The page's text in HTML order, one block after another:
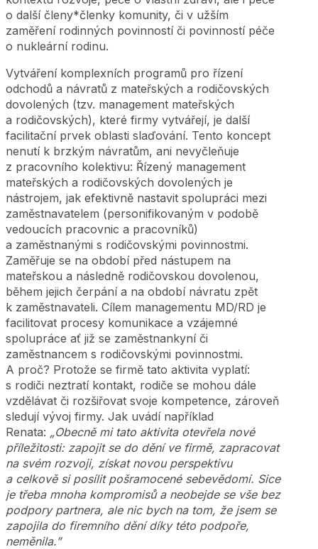
o další členy*členky komunity, či v užším
zaměření rodinných povinností či povinností péče
o nukleární rodinu.
Vytváření komplexních programů pro řízení
odchodů a návratů z mateřských a rodičovských
dovolených (tzv. management mateřských
a rodičovských), které firmy vytvářejí, je další
facilitační prvek oblasti slaďování. Tento koncept
nenutí k brzkým návratům, ani nevyčleňuje
z pracovního kolektivu: Řízený management
mateřských a rodičovských dovolených je
nástrojem, jak efektivně nastavit spolupráci mezi
zaměstnavatelem (personifikovaným v podobě
vedoucích pracovnic a pracovníků)
a zaměstnanými s rodičovskými povinnostmi.
Zaměřuje se na období před nástupem na
mateřskou a následně rodičovskou dovolenou,
během jejich čerpání a na období návratu zpět
k zaměstnavateli. Cílem managementu MD/RD je
facilitovat procesy komunikace a vzájemné
spolupráce ať již se zaměstnankyní či
zaměstnancem s rodičovskými povinnostmi.
A proč? Protože se firmě tato aktivita vyplatí:
s rodiči neztratí kontakt, rodiče se mohou dále
vzdělávat či rozšiřovat svoje kompetence, zároveň
sledují vývoj firmy. Jak uvádí například
Renata: „Obecně mi tato aktivita otevřela nové
příležitosti: zapojit se do dění ve firmě, zapracovat
na svém rozvoji, získat novou perspektivu
a celkově si posílit pošramocené sebevědomí. Sice
je třeba mnoha kompromisů a neobejde se vše bez
podpory partnera, ale nic bych na tom, že jsem se
zapojila do firemního dění díky této podpoře,
neměnila.”